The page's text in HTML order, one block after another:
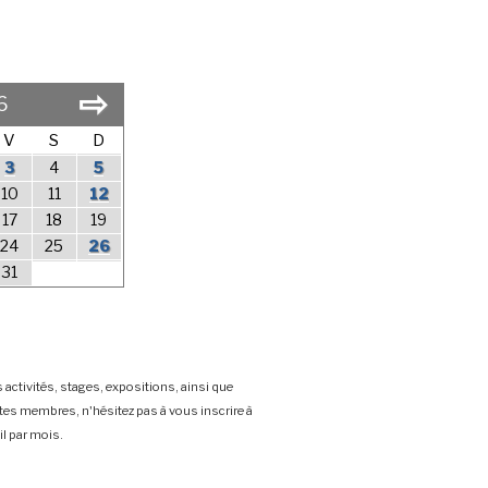
⇨
V S D
3 4
5
10 11
12
17 18
19
24 25
26
31
activités, stages, expositions, ainsi que
membres, n'hésitez pas à vous inscrire à
par mois.